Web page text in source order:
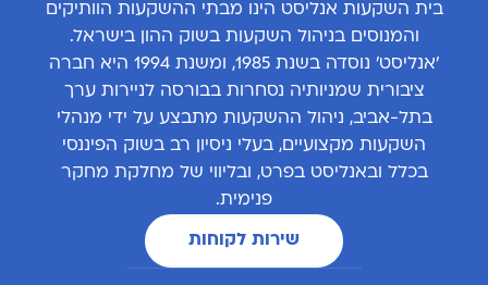
בית השקעות אנליסט הינו מבתי ההשקעות הוותיקים
והמנוסים בניהול השקעות בשוק ההון בישראל.
'אנליסט' נוסדה בשנת 1985, ומשנת 1994 היא חברה
ציבורית שמניותיה נסחרות בבורסה לניירות ערך
בתל-אביב, ניהול ההשקעות מתבצע על ידי מנהלי
השקעות מקצועיים, בעלי ניסיון רב בשוק הפיננסי
בכלל ובאנליסט בפרט, ובליווי של מחלקת מחקר
פנימית.
שירות לקוחות